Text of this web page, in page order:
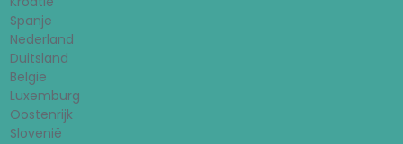
Spanje
Nederland
Duitsland
België
Luxemburg
Oostenrijk
Slovenië